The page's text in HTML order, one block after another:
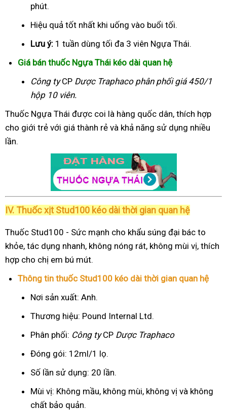
phút.
Hiệu quả tốt nhất khi uống vào buổi tối.
Lưu ý: 1 tuần dùng tối đa 3 viên Ngựa Thái.
Giá bán thuốc Ngựa Thái kéo dài quan hệ
Công tyCP Dược Traphacophân phối giá 450/1
hộp 10 viên.
Thuốc Ngựa Thái được coi là hàng quốc dân, thích hợp
cho giới trẻ với giá thành rẻ và khả năng sử dụng nhiều
lần.
IV. Thuốc xịt Stud100 kéo dài thời gian quan hệ
Thuốc Stud100 - Sức mạnh cho khẩu súng đại bác to
khỏe, tác dụng nhanh, không nóng rát, không mùi vị, thích
hợp cho chị em bú mút.
Thông tin thuốc Stud100 kéo dài thời gian quan hệ
Nơi sản xuất: Anh.
Thương hiệu: Pound Internal Ltd.
Phân phối: Công tyCP Dược Traphaco
Đóng gói: 12ml/1 lọ.
Số lần sử dụng: 20 lần.
Mùi vị: Không mầu, không mùi, không vị và không
chất bảo quản.